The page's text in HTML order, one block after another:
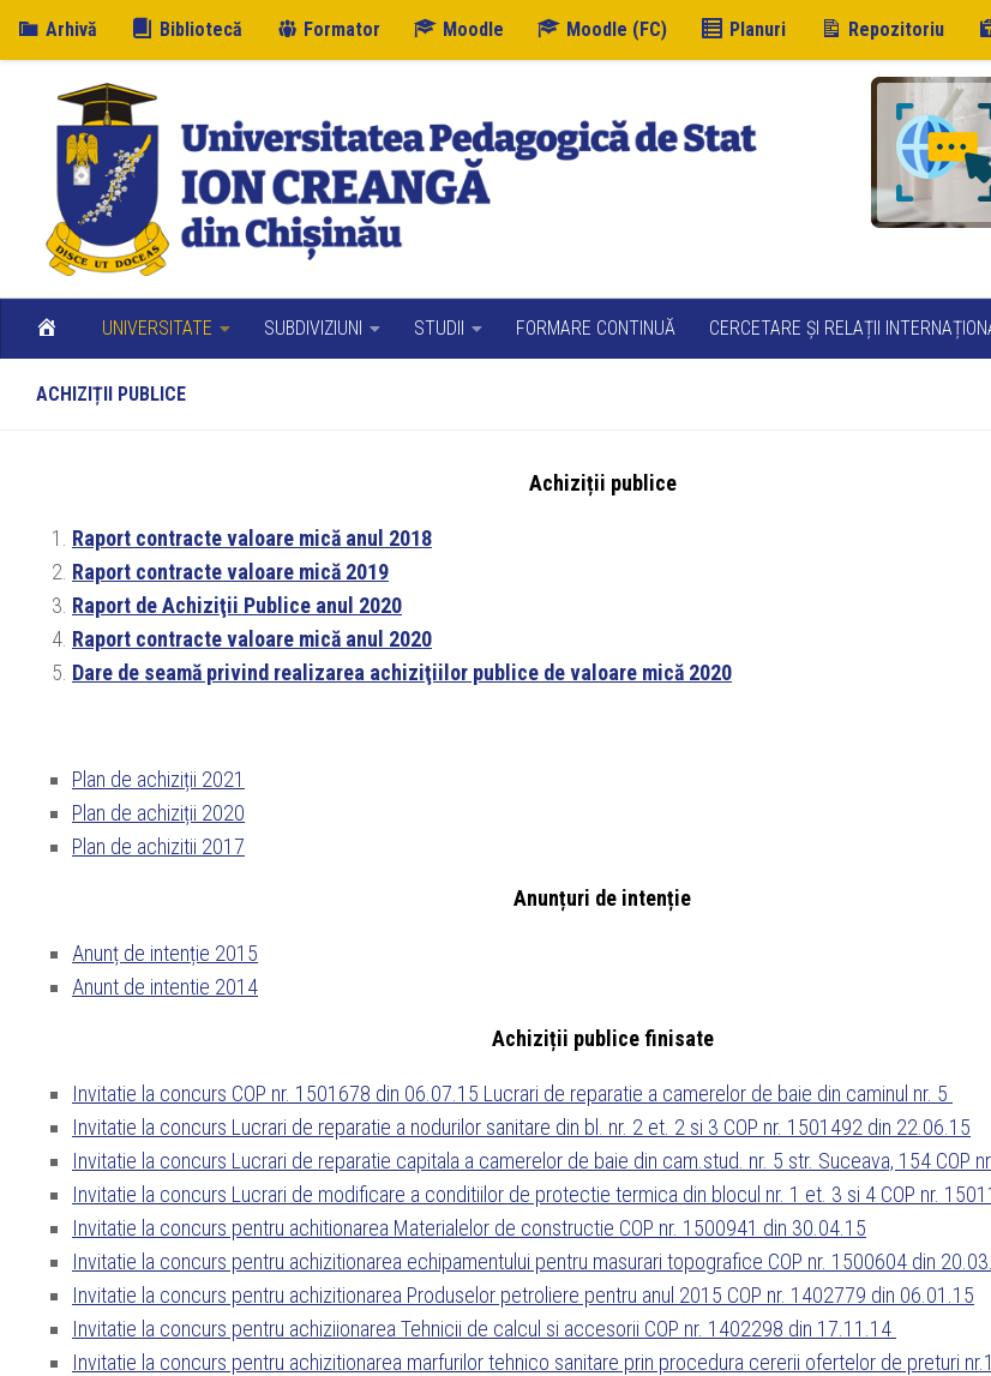
Skip to content
Arhivă Bibliotecă Formator Moodle Moodle (FC) Planuri Repozitoriu
UNIVERSITATE SUBDIVIZIUNI STUDII FORMARE CONTINUĂ CERCETARE ȘI RELAȚII
ACHIZIȚII PUBLICE
Achiziții publice
Raport contracte valoare mică anul 2018
Raport contracte valoare mică 2019
Raport de Achiziţii Publice anul 2020
Raport contracte valoare mică anul 2020
Dare de seamă privind realizarea achiziţiilor publice de valoare mică 2020
Plan de achiziții 2021
Plan de achiziții 2020
Plan de achizitii 2017
Anunțuri de intenție
Anunț de intenție 2015
Anunt de intentie 2014
Achiziții publice finisate
Invitatie la concurs COP nr. 1501678 din 06.07.15 Lucrari de reparatie a camerelor de baie din caminul nr. 5
Invitatie la concurs Lucrari de reparatie a nodurilor sanitare din bl. nr. 2 et. 2 si 3 COP nr. 1501492 din 22.06.15
Invitatie la concurs Lucrari de reparatie capitala a camerelor de baie din cam.stud. nr. 5 str. Suceava, 154 COP
Invitatie la concurs Lucrari de modificare a conditiilor de protectie termica din blocul nr. 1 et. 3 si 4 COP nr.
Invitatie la concurs pentru achitionarea Materialelor de constructie COP nr. 1500941 din 30.04.15
Invitatie la concurs pentru achizitionarea echipamentului pentru masurari topografice COP nr. 1500604 din
Invitatie la concurs pentru achizitionarea Produselor petroliere pentru anul 2015 COP nr. 1402779 din 06.01.15
Invitatie la concurs pentru achiziionarea Tehnicii de calcul si accesorii COP nr. 1402298 din 17.11.14
Invitatie la concurs pentru achizitionarea marfurilor tehnico sanitare prin procedura cererii ofertelor de preturi